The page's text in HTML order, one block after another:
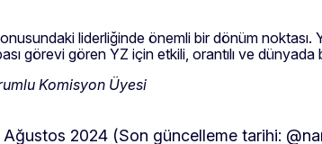
liderliğinde önemli bir dönüm
görevi gören YZ için etkili, orantılı ve
Komisyon Üyesi
Ağustos 2024 (Son güncelleme tarihi: